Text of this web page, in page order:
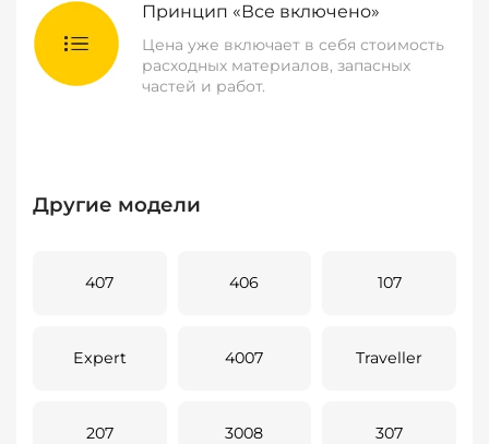
Принцип «Все включено»
Цена уже включает в себя стоимость
расходных материалов, запасных
частей и работ.
Другие модели
407 406 107
Expert 4007 Traveller
207 3008 307